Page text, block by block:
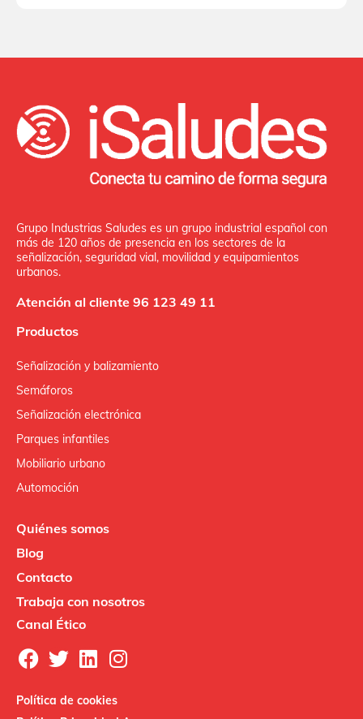
Grupo Industrias Saludes es un grupo industrial español con
más de 120 años de presencia en los sectores de la
señalización, seguridad vial, movilidad y equipamientos
urbanos.
Atención al cliente 96 123 49 11
Productos
Señalización y balizamiento
Semáforos
Señalización electrónica
Parques infantiles
Mobiliario urbano
Automoción
Quiénes somos
Blog
Contacto
Trabaja con nosotros
Canal Ético
Política de cookies